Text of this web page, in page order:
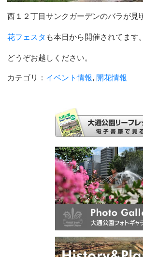
西１２丁目サンクガーデンのバラが見
花フェスタ も本日から開催されてます。
どうぞお越しください。
カテゴリ： イベント情報, 開花情報